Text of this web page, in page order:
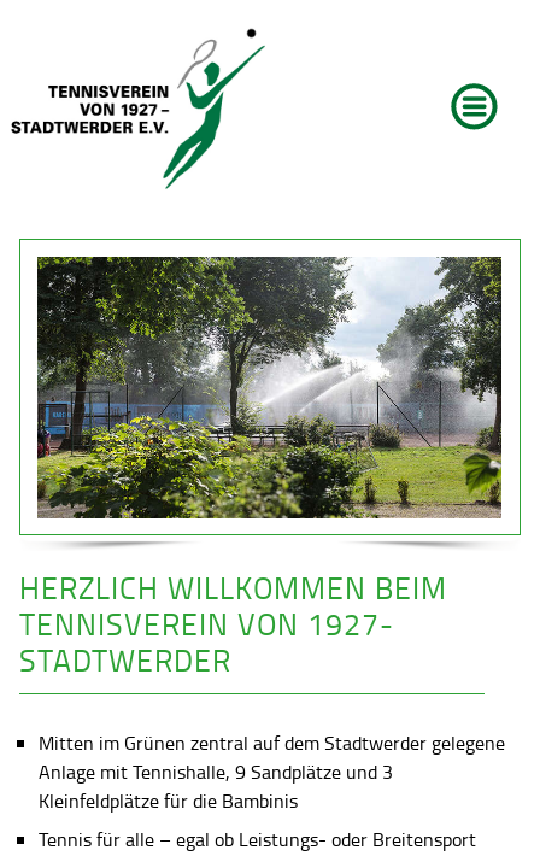
HERZLICH WILLKOMMEN BEIM
TENNISVEREIN VON 1927-
STADTWERDER
Mitten im Grünen zentral auf dem Stadtwerder gelegene
Anlage mit Tennishalle, 9 Sandplätze und 3
Kleinfeldplätze für die Bambinis
Tennis für alle – egal ob Leistungs- oder Breitensport